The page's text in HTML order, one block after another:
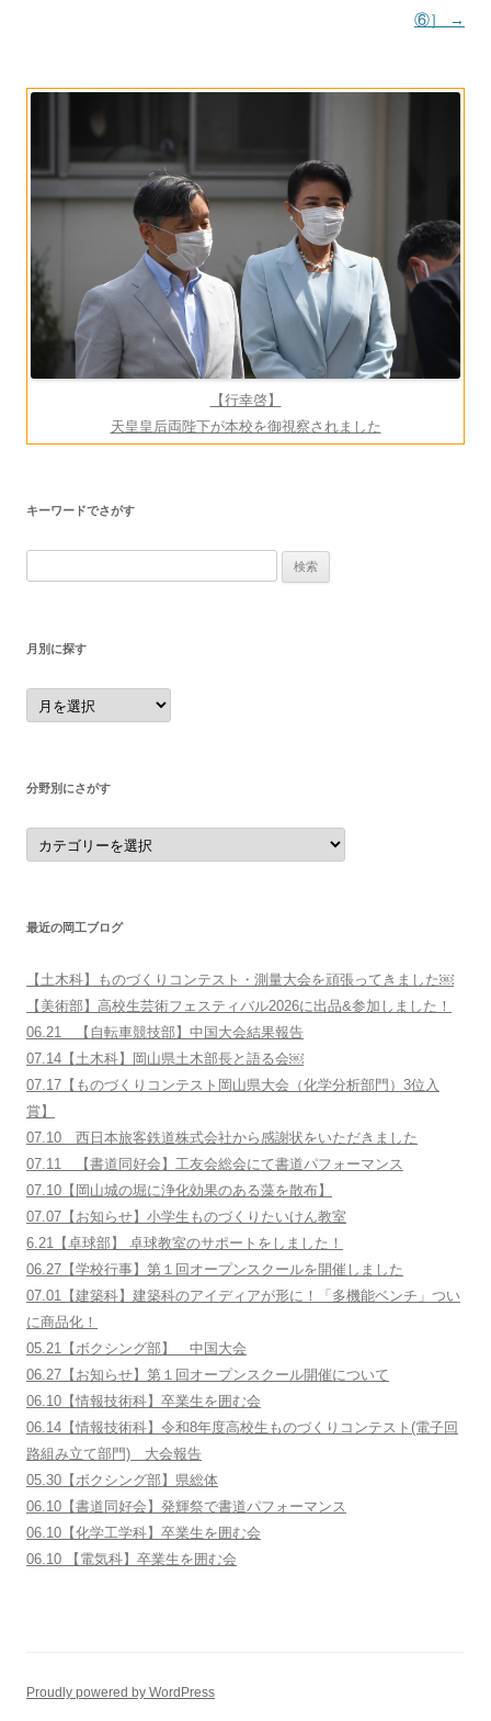
ョ
ン
⑥］
→
【行幸啓】
天皇皇后両陛下が本校を御視察されました
キーワードでさがす
月別に探す
月
別
に
分野別にさがす
分
野
別
す
最近の岡工ブログ
【土木科】ものづくりコンテスト・測量大会を頑張ってきました￼
【美術部】高校生芸術フェスティバル2026に出品&参加しました！
06.21 【自転車競技部】中国大会結果報告
07.14【土木科】岡山県土木部長と語る会￼
07.17【ものづくりコンテスト岡山県大会（化学分析部門）3位入
賞】
07.10 西日本旅客鉄道株式会社から感謝状をいただきました
07.11 【書道同好会】工友会総会にて書道パフォーマンス
07.10【岡山城の堀に浄化効果のある藻を散布】
07.07【お知らせ】小学生ものづくりたいけん教室
6.21【卓球部】 卓球教室のサポートをしました！
06.27【学校行事】第１回オープンスクールを開催しました
07.01【建築科】建築科のアイディアが形に！「多機能ベンチ」つい
に商品化！
05.21【ボクシング部】 中国大会
06.27【お知らせ】第１回オープンスクール開催について
06.10【情報技術科】卒業生を囲む会
06.14【情報技術科】令和8年度高校生ものづくりコンテスト(電子回
路組み立て部門) 大会報告
05.30【ボクシング部】県総体
06.10【書道同好会】発輝祭で書道パフォーマンス
06.10【化学工学科】卒業生を囲む会
06.10 【電気科】卒業生を囲む会
Proudly powered by WordPress